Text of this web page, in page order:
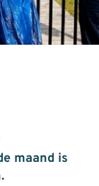
maand is